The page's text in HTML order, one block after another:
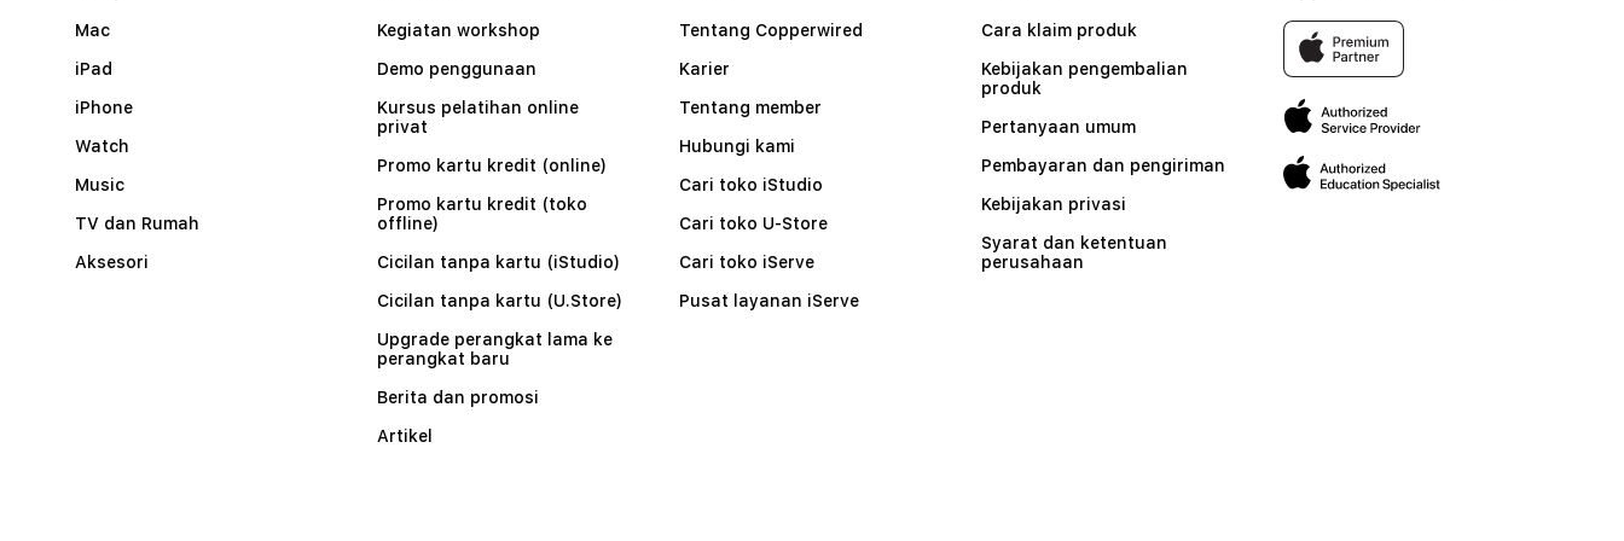
Mac
iPad
iPhone
Watch
Music
TV dan Rumah
Aksesori
Kegiatan workshop
Demo penggunaan
Kursus pelatihan online
privat
Promo kartu kredit (online)
Promo kartu kredit (toko
offline)
Cicilan tanpa kartu (iStudio)
Cicilan tanpa kartu (U.Store)
Upgrade perangkat lama ke
perangkat baru
Berita dan promosi
Artikel
Tentang Copperwired
Karier
Tentang member
Hubungi kami
Cari toko iStudio
Cari toko U-Store
Cari toko iServe
Pusat layanan iServe
Cara klaim produk
Kebijakan pengembalian
produk
Pertanyaan umum
Pembayaran dan pengiriman
Kebijakan privasi
Syarat dan ketentuan
perusahaan